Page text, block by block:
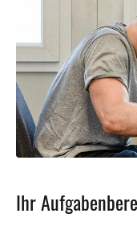
Ihr